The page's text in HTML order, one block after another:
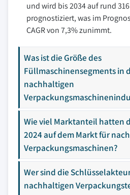
und wird bis 2034 auf rund 316
prognostiziert, was im
CAGR von 7,3% zunimmt.
Was ist die Größe des
Füllmaschinensegments in
nachhaltigen
Wie viel Marktanteil hatten
2024 auf dem Markt für
Verpackungsmaschinen?
Wer sind die
nachhaltigen